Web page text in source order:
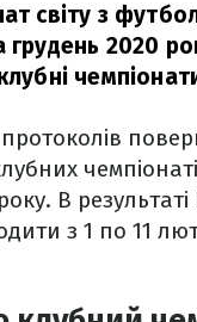
світу з
2020
В
з 1 по 11